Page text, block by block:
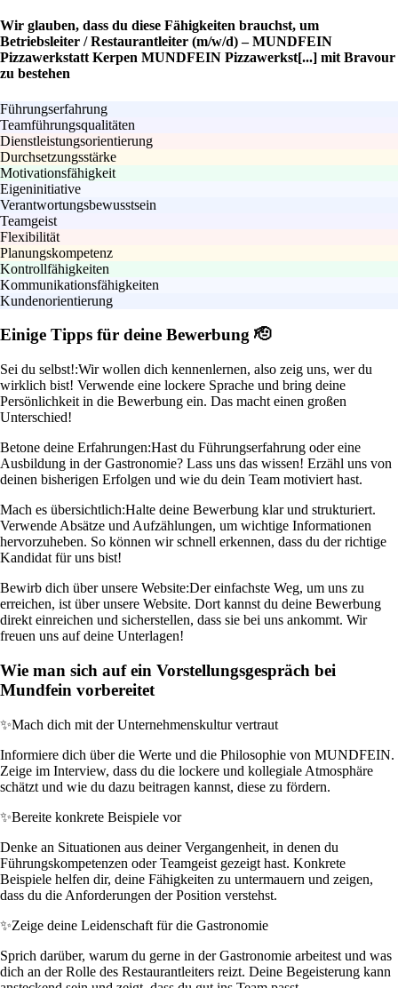
Wir glauben, dass du diese Fähigkeiten brauchst, um
Betriebsleiter / Restaurantleiter (m/w/d) – MUNDFEIN
Pizzawerkstatt Kerpen MUNDFEIN Pizzawerkst[...] mit Bravour
zu bestehen
Führungserfahrung
Teamführungsqualitäten
Dienstleistungsorientierung
Durchsetzungsstärke
Motivationsfähigkeit
Eigeninitiative
Verantwortungsbewusstsein
Teamgeist
Flexibilität
Planungskompetenz
Kontrollfähigkeiten
Kommunikationsfähigkeiten
Kundenorientierung
Einige Tipps für deine Bewerbung 🫡
Sei du selbst!:Wir wollen dich kennenlernen, also zeig uns, wer du
wirklich bist! Verwende eine lockere Sprache und bring deine
Persönlichkeit in die Bewerbung ein. Das macht einen großen
Unterschied!
Betone deine Erfahrungen:Hast du Führungserfahrung oder eine
Ausbildung in der Gastronomie? Lass uns das wissen! Erzähl uns von
deinen bisherigen Erfolgen und wie du dein Team motiviert hast.
Mach es übersichtlich:Halte deine Bewerbung klar und strukturiert.
Verwende Absätze und Aufzählungen, um wichtige Informationen
hervorzuheben. So können wir schnell erkennen, dass du der richtige
Kandidat für uns bist!
Bewirb dich über unsere Website:Der einfachste Weg, um uns zu
erreichen, ist über unsere Website. Dort kannst du deine Bewerbung
direkt einreichen und sicherstellen, dass sie bei uns ankommt. Wir
freuen uns auf deine Unterlagen!
Wie man sich auf ein Vorstellungsgespräch bei
Mundfein vorbereitet
✨Mach dich mit der Unternehmenskultur vertraut
Informiere dich über die Werte und die Philosophie von MUNDFEIN.
Zeige im Interview, dass du die lockere und kollegiale Atmosphäre
schätzt und wie du dazu beitragen kannst, diese zu fördern.
✨Bereite konkrete Beispiele vor
Denke an Situationen aus deiner Vergangenheit, in denen du
Führungskompetenzen oder Teamgeist gezeigt hast. Konkrete
Beispiele helfen dir, deine Fähigkeiten zu untermauern und zeigen,
dass du die Anforderungen der Position verstehst.
✨Zeige deine Leidenschaft für die Gastronomie
Sprich darüber, warum du gerne in der Gastronomie arbeitest und was
dich an der Rolle des Restaurantleiters reizt. Deine Begeisterung kann